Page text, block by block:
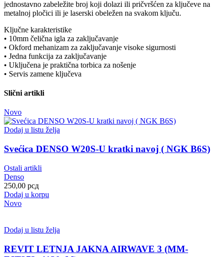
jednostavno zabeležite broj koji dolazi ili pričvršćen za ključeve na
metalnoj pločici ili je laserski obeležen na svakom ključu.
Ključne karakteristike
• 10mm čelična igla za zaključavanje
• Okford mehanizam za zaključavanje visoke sigurnosti
• Jedna funkcija za zaključavanje
• Uključena je praktična torbica za nošenje
• Servis zamene ključeva
Slični artikli
Novo
Dodaj u listu želja
Svećica DENSO W20S-U kratki navoj ( NGK B6S)
Ostali artikli
Denso
250,00 рсд
Dodaj u korpu
Novo
Dodaj u listu želja
REVIT LETNJA JAKNA AIRWAVE 3 (MM-